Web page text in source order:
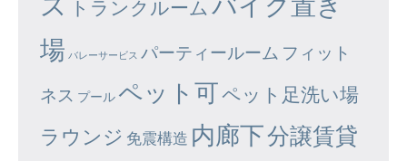
トランクルーム
場 バレーサービス パーティールーム フィット
ネス プール ペット可ペット足洗い場
ラウンジ 免震構造 内廊下分譲賃貸